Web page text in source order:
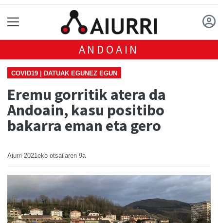
ANDOAIN
COVID19 | DATUAK EGUNEZ EGUN
Eremu gorritik atera da
Andoain, kasu positibo
bakarra eman eta gero
Aiurri 2021eko otsailaren 9a